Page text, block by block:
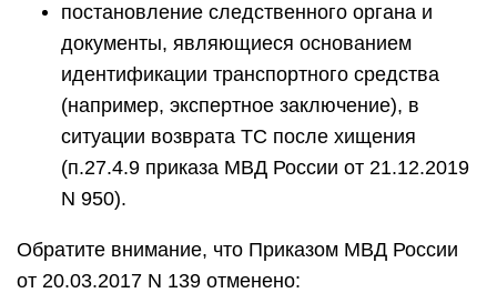
постановление следственного органа и
документы, являющиеся основанием
идентификации транспортного средства
(например, экспертное заключение), в
ситуации возврата ТС после хищения
(п.27.4.9 приказа МВД России от 21.12.2019
N 950).
Обратите внимание, что Приказом МВД России
от 20.03.2017 N 139 отменено: